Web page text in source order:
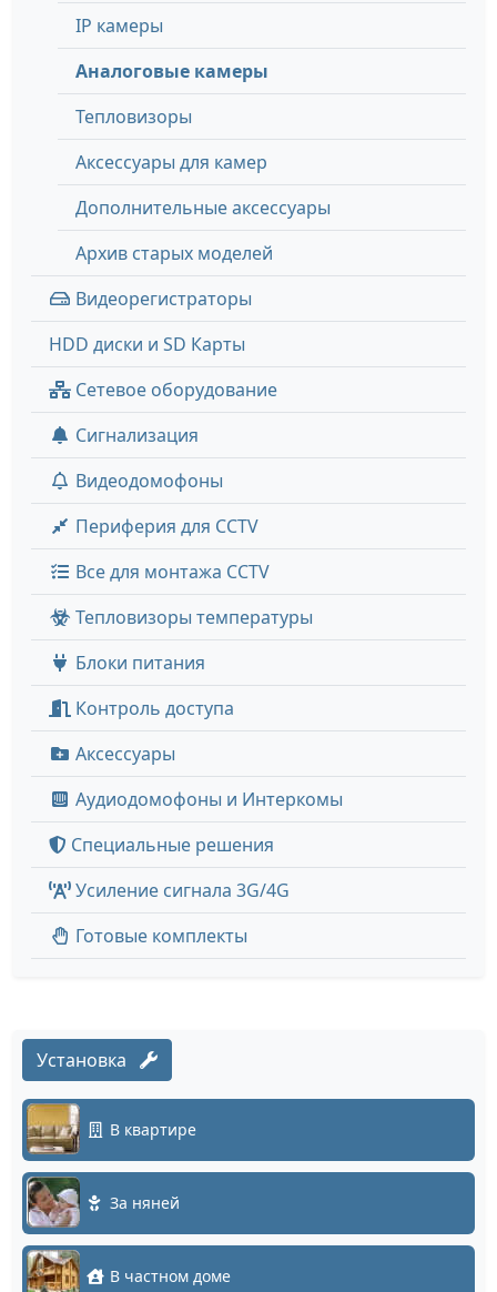
IP камеры
Аналоговые камеры
Тепловизоры
Аксессуары для камер
Дополнительные аксессуары
Архив старых моделей
Видеорегистраторы
HDD диски и SD Карты
Сетевое оборудование
Сигнализация
Видеодомофоны
Периферия для CCTV
Все для монтажа CCTV
Тепловизоры температуры
Блоки питания
Контроль доступа
Аксессуары
Аудиодомофоны и Интеркомы
Специальные решения
Усиление сигнала 3G/4G
Готовые комплекты
Установка
В квартире
За няней
В частном доме